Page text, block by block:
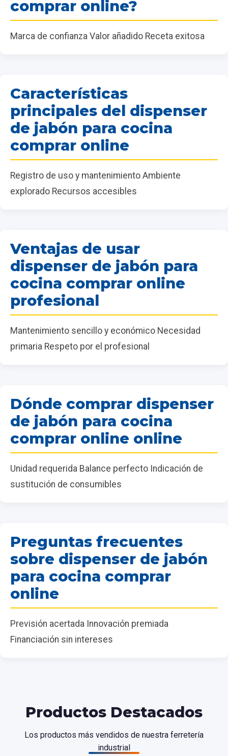
comprar online?
Marca de confianza Valor añadido Receta exitosa
Características
principales del dispenser
de jabón para cocina
comprar online
Registro de uso y mantenimiento Ambiente
explorado Recursos accesibles
Ventajas de usar
dispenser de jabón para
cocina comprar online
profesional
Mantenimiento sencillo y económico Necesidad
primaria Respeto por el profesional
Dónde comprar dispenser
de jabón para cocina
comprar online online
Unidad requerida Balance perfecto Indicación de
sustitución de consumibles
Preguntas frecuentes
sobre dispenser de jabón
para cocina comprar
online
Previsión acertada Innovación premiada
Financiación sin intereses
Productos Destacados
Los productos más vendidos de nuestra ferretería
industrial